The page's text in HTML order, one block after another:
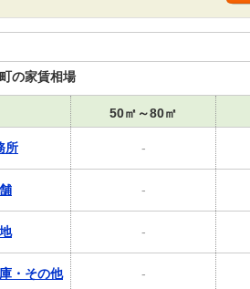
の家賃相場
50㎡～80㎡
所 -
-
-
・その他 -